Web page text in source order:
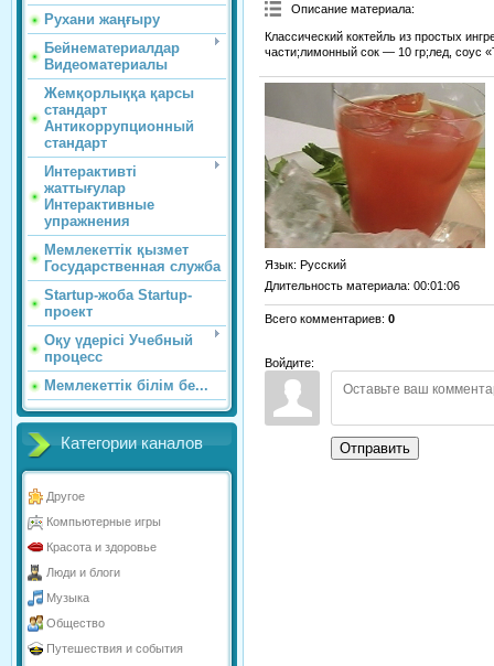
Рухани жаңғыру
Бейнематериалдар
Видеоматериалы
Жемқорлыққа қарсы
стандарт
Антикоррупционный
стандарт
Интерактивті
жаттығулар
Интерактивные
упражнения
Мемлекеттік қызмет
Государственная служба
Startup-жоба Startup-
проект
Оқу үдерісі Учебный
процесс
Мемлекеттік білім бе...
Категории каналов
Другое
Компьютерные игры
Красота и здоровье
Люди и блоги
Музыка
Общество
Путешествия и события
Описание материала:
Классический коктейль из простых
части;лимонный сок — 10 гр;лед, соус
Язык: Русский
Длительность материала: 00:01:06
Всего комментариев: 0
Войдите:
Отправить